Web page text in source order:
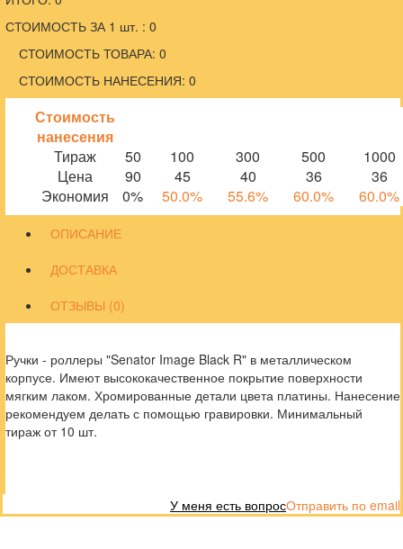
СТОИМОСТЬ ЗА 1 шт. : 0
СТОИМОСТЬ ТОВАРА: 0
СТОИМОСТЬ НАНЕСЕНИЯ: 0
Стоимость
нанесения
Тираж
50 100 300 500
1000
Цена
90 45 40 36
36
Экономия
0% 50.0% 55.6% 60.0% 60.0%
ОПИСАНИЕ
ДОСТАВКА
ОТЗЫВЫ (0)
Ручки - роллеры "Senator Image Black R" в металлическом
корпусе. Имеют высококачественное покрытие поверхности
мягким лаком. Хромированные детали цвета платины. Нанесение
рекомендуем делать с помощью гравировки. Минимальный
тираж от 10 шт.
Отправить по email
У меня есть вопрос